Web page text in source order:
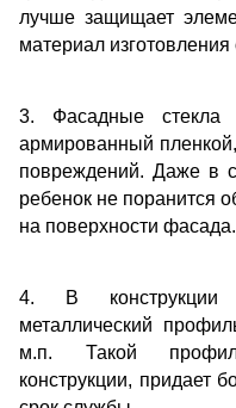
лучше защищает
материал
3. Фасадные
армированный
повреждений. Даже в
ребенок не поранится
на поверхности фасада.
4. В
металлический
м.п. Такой
конструкции, придает